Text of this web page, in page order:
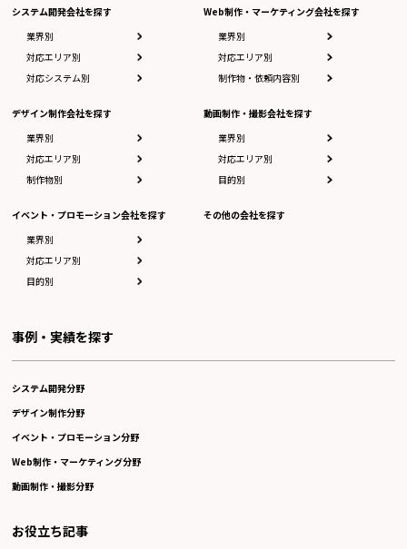
システム開発会社を探す
業界別
対応エリア別
対応システム別
デザイン制作会社を探す
業界別
対応エリア別
制作物別
イベント・プロモーション会社を探す
業界別
対応エリア別
目的別
Web制作・マーケティング会社を探す
業界別
対応エリア別
制作物・依頼内容別
動画制作・撮影会社を探す
業界別
対応エリア別
目的別
その他の会社を探す
事例・実績を探す
システム開発分野
デザイン制作分野
イベント・プロモーション分野
Web制作・マーケティング分野
動画制作・撮影分野
お役立ち記事